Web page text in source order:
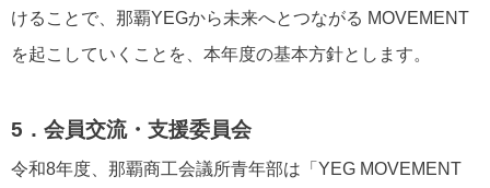
けることで、那覇YEGから未来へとつながる MOVEMENT
を起こしていくことを、本年度の基本方針とします。
5．会員交流・支援委員会
令和8年度、那覇商工会議所青年部は「YEG MOVEMENT